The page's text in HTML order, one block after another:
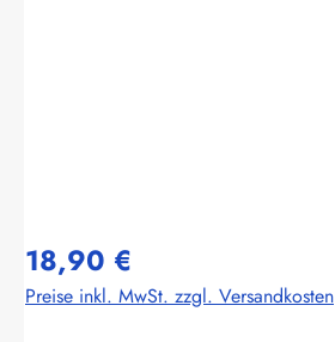
18,90 €
Preise inkl. MwSt. zzgl. Versandkosten